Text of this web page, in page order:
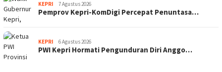
KEPRI 7 Agustus 2026
Pemprov Kepri-KomDigi Percepat Penuntasa…
KEPRI 6 Agustus 2026
PWI Kepri Hormati Pengunduran Diri Anggo…